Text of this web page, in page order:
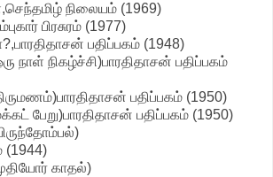
நிலையம் (1969)
பிரசுரம் (1977)
பதிப்பகம் (1948)
நாள் நிகழ்ச்சி)பாரதிதாசன் பதிப்பகம்
பதிப்பகம் (1950)
பேறு)பாரதிதாசன் பதிப்பகம் (1950)
(1944)
காதல்)